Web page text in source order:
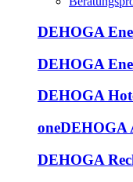
DEHOGA
DEHOGA
DEHOGA
oneDEHOGA
DEHOGA